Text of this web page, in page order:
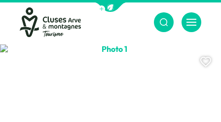
Afficher la barre de navigation du
Cluses Arve &amp; montagnes
Menu
Photo 1